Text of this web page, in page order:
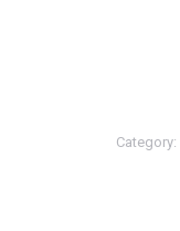
Category: